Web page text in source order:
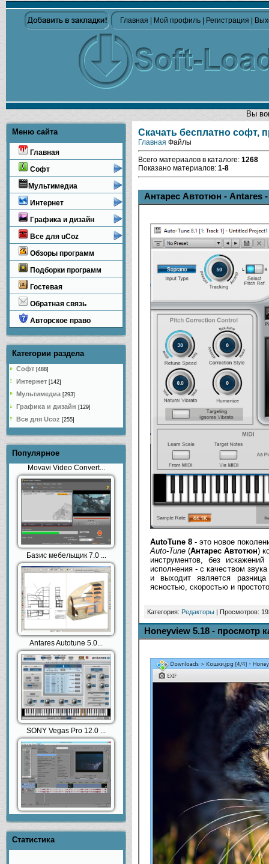
Главная Мой профиль Регистрация
Вы
Меню сайта
Главная
Софт
Мультимедиа
Интернет
Графика и дизайн
Все для uCoz
Обзоры программ
Подборки программ
Гостевая
Обратная связь
Авторское право
Категории раздела
Софт [488]
Интернет [142]
Мультимедиа [293]
Графика и дизайн [129]
Все для Ucoz [255]
Популярное
Movavi Video Convert...
Базис мебельщик 7.0 ...
Antares Autotune 5.0...
SONY Vegas Pro 12.0 ...
Статистика
Скачать бесплатно софт,
Главная Файлы
Всего материалов в каталоге: 1268
Показано материалов: 1-8
Антарес Автотюн - Antares -
AutoTune 8 - это новое
Auto-Tune (Антарес Автотюн)
инструментов, без
исполнения - с качеством
и выходит является
ясностью, скоростью и
Категория: Редакторы | Просмотров:
Honeyview 5.18 - просмотр